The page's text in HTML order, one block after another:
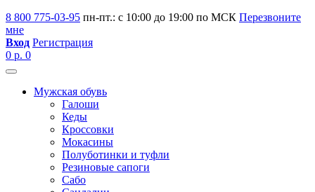
8 800 775-03-95 пн-пт.: с 10:00 до 19:00 по МСК Перезвоните
мне
Вход Регистрация
0 р. 0
Мужская обувь
Галоши
Кеды
Кроссовки
Мокасины
Полуботинки и туфли
Резиновые сапоги
Сабо